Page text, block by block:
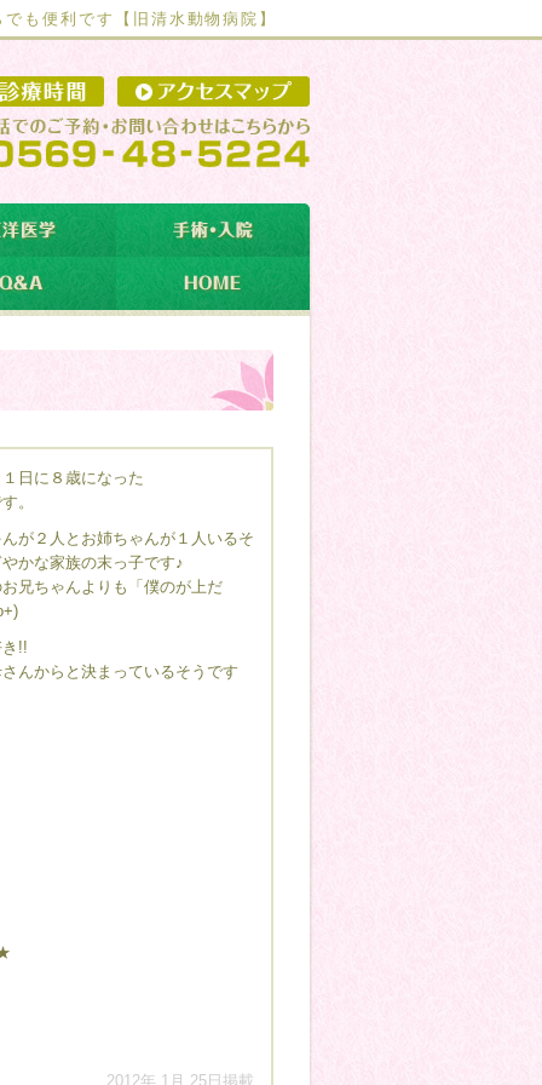
も便利です【 旧清水動物病院】
日に８歳になった
。
が２人とお姉ちゃんが１人いるそ
かな家族の末っ子です♪
兄ちゃんよりも「僕のが上だ
!!
んからと決まっているそうです
2012年 1月 25日掲載